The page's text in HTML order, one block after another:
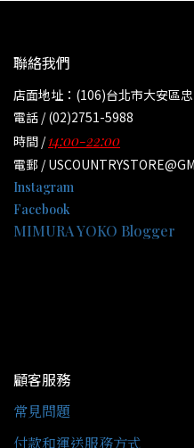
聯絡我們
店面地址：(106)台北市大安區
電話 / (02)2751-5988
時間 /14:00-22:00
電郵 /
Instagram
Facebook
MIMURA YOKO Blogger
顧客服務
常見問題
付款和運送服務方式